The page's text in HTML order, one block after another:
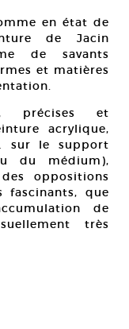
en état de
de Jacin
de savants
et matières
précises et
acrylique,
sur le support
du médium),
oppositions
fascinants, que
de
très